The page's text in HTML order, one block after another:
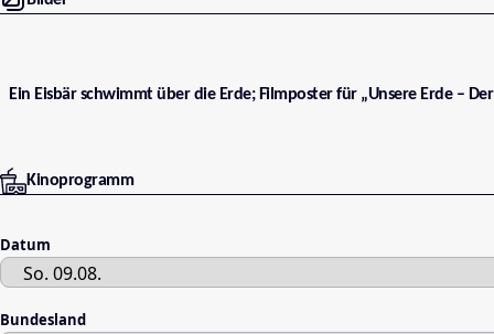
Ein Eisbär schwimmt über die Erde; Filmposter für „Unsere Erde – Der
Kinoprogramm
Datum
Bundesland